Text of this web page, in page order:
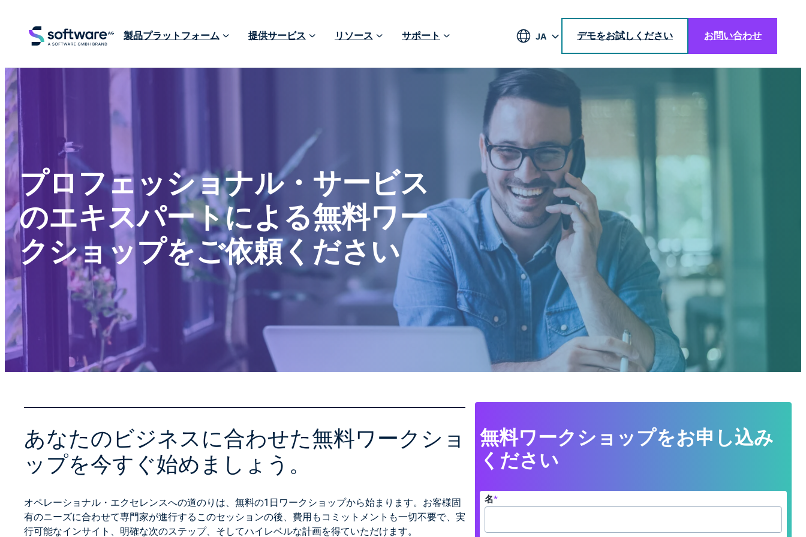
製品プラットフォーム 提供サービス リソース サポート
JA
DE
ES
デモをお試しください お問い合わせ
プロフェッショナル・サービス
のエキスパートによる無料ワー
クショップをご依頼ください
あなたのビジネスに合わせた無料ワークショ
ップを今すぐ始めましょう。
オペレーショナル・エクセレンスへの道のりは、無料の1日ワークショップから始まります。お客様固
有のニーズに合わせて専門家が進行するこのセッションの後、費用もコミットメントも一切不要で、実
行可能なインサイト、明確な次のステップ、そしてハイレベルな計画を得ていただけます。
無料ワークショップをお申し込み
ください
*
名